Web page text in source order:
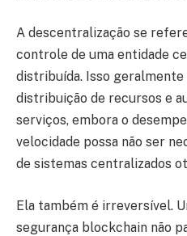
A descentralização se
controle de uma entidade
distribuída. Isso
distribuição de recursos e
serviços, embora o
velocidade possa não ser
de sistemas centralizados
Ela também é irreversível.
segurança blockchain não